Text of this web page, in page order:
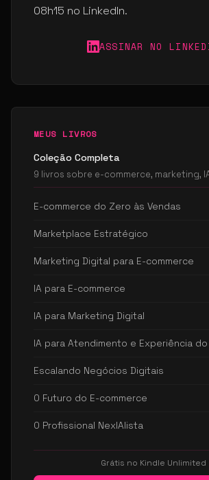
08h15 no LinkedIn.
ASSINAR NO
MEUS LIVROS
Coleção Completa
9 livros sobre e-commerce, marketing,
E-commerce do Zero às Vendas
Marketplace Estratégico
Marketing Digital para E-commerce
IA para E-commerce
IA para Marketing Digital
IA para Atendimento e Experiência
Escalando Negócios Digitais
O Futuro do E-commerce
O Profissional NexIAlista
Grátis no Kindle Unlimited